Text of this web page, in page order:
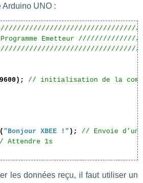
Arduino UNO :
Emetteur
// initialisation de la
( "Bonjour XBEE !" );
// Envoie
Attendre 1s
les données reçu, il faut utiliser un